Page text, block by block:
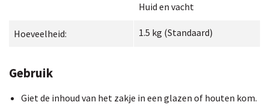
Huid en vacht
Hoeveelheid: 1.5 kg (Standaard)
Gebruik
Giet de inhoud van het zakje in een glazen of houten kom.